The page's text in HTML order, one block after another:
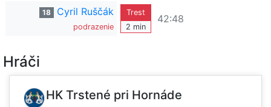
18 Cyril Ruščák
podrazenie
Trest
2 min
42:48
Hráči
HK Trstené pri Hornáde